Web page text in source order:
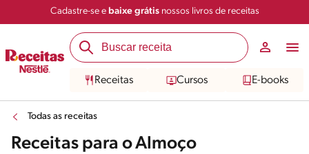
Cadastre-se e baixe grátisnossos livros de receitas
Receitas Cursos E-books
Todas as receitas
Receitas para o Almoço